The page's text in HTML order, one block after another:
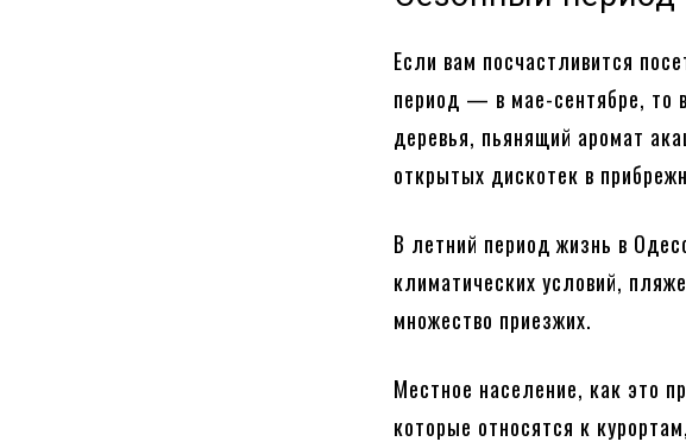
Если вам посчастливится
период — в мае-сентябре, то
деревья, пьянящий аромат
открытых дискотек в
В летний период жизнь в
климатических условий,
множество приезжих.
Местное население, как это
которые относятся к